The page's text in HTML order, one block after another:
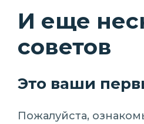
И еще
советов
Это ваши
Пожалуйста,